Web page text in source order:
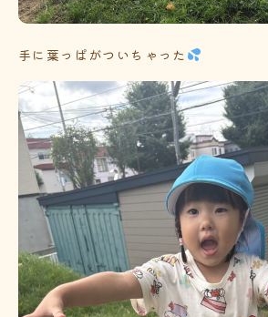
手に葉っぱがついちゃった